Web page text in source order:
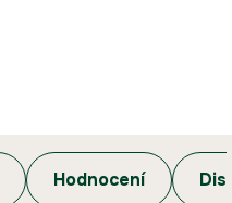
Hodnocení